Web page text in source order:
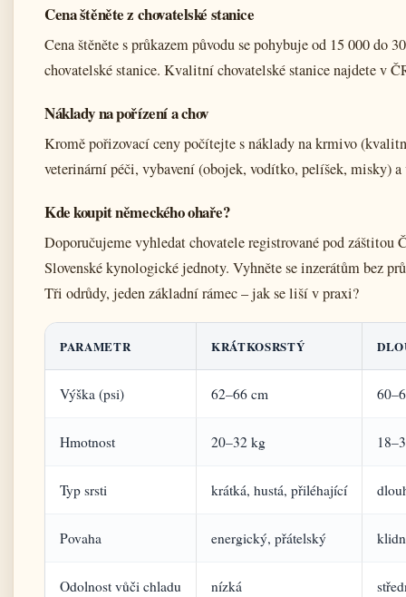
Cena štěněte z chovatelské stanice
Cena štěněte s průkazem původu se pohybuje od 15 000 do
chovatelské stanice. Kvalitní chovatelské stanice najdete v
Náklady na pořízení a chov
Kromě pořizovací ceny počítejte s náklady na krmivo
veterinární péči, vybavení (obojek, vodítko, pelíšek, misky)
Kde koupit německého ohaře?
Doporučujeme vyhledat chovatele registrované pod
Slovenské kynologické jednoty. Vyhněte se inzerátům bez
Tři odrůdy, jeden základní rámec – jak se liší v praxi?
PARAMETR KRÁTKOSRSTÝ
Výška (psi) 62–66 cm
Hmotnost 20–32 kg
Typ srsti krátká, hustá, přiléhající
Povaha energický, přátelský
Odolnost vůči chladu nízká